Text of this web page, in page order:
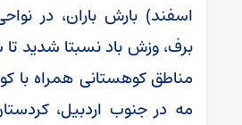
اسفند) بارش باران، در
برف، وزش باد نسبتا شدید
مناطق کوهستانی همراه با
مه در جنوب اردبیل،